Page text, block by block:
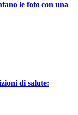
le foto con una
di salute: